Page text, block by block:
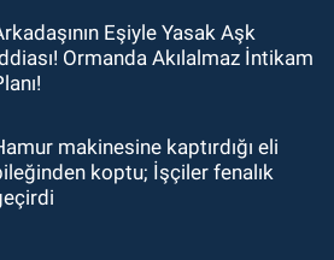
Eşiyle Yasak Aşk
Ormanda Akılalmaz İntikam
makinesine kaptırdığı eli
koptu; İşçiler fenalık